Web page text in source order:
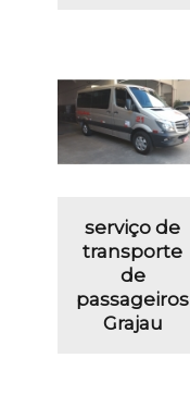
serviço de
transporte
de
passageiros
Grajau